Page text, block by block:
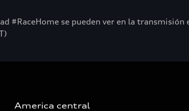
#RaceHome se pueden ver en la
America central